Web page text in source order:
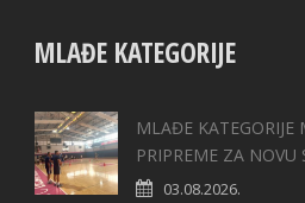
MLAĐE KATEGORIJE
MLAĐE KATEGORIJE
PRIPREME ZA NOVU
03.08.2026.